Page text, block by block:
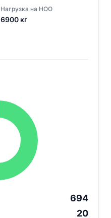
Нагрузка на НОО
6900 кг
694
20